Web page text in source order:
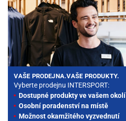
VAŠE PRODEJNA.VAŠE PRODUKTY.
Vyberte prodejnu INTERSPORT:
Dostupné produkty ve vašem okolí
Osobní poradenství na místě
Možnost okamžitého vyzvednutí